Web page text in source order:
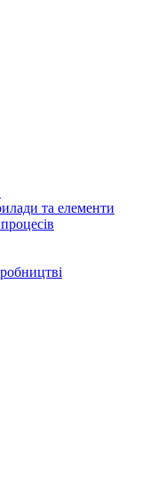
та елементи